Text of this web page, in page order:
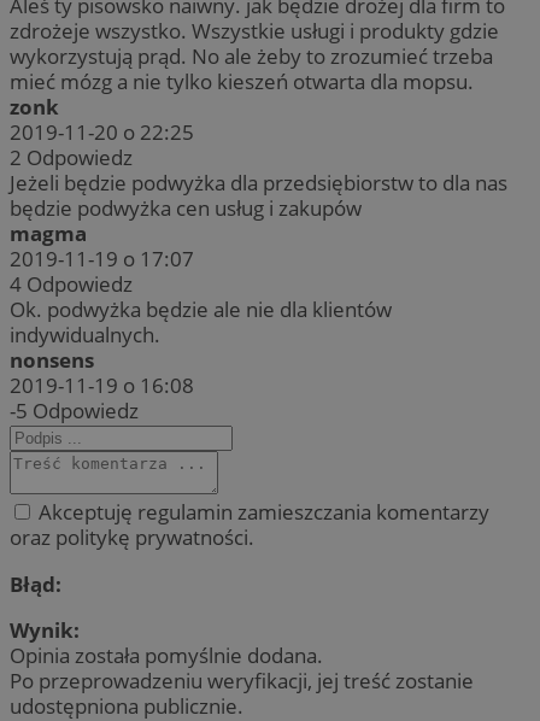
Aleś ty pisowsko naiwny. jak będzie drożej dla firm to
zdrożeje wszystko. Wszystkie usługi i produkty gdzie
wykorzystują prąd. No ale żeby to zrozumieć trzeba
mieć mózg a nie tylko kieszeń otwarta dla mopsu.
zonk
2019-11-20 o 22:25
2 Odpowiedz
Jeżeli będzie podwyżka dla przedsiębiorstw to dla nas
będzie podwyżka cen usług i zakupów
magma
2019-11-19 o 17:07
4 Odpowiedz
Ok. podwyżka będzie ale nie dla klientów
indywidualnych.
nonsens
2019-11-19 o 16:08
-5 Odpowiedz
Akceptuję regulamin zamieszczania komentarzy
oraz politykę prywatności.
Błąd:
Wynik:
Opinia została pomyślnie dodana.
Po przeprowadzeniu weryfikacji, jej treść zostanie
udostępniona publicznie.